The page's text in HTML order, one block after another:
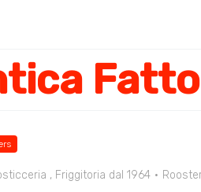
, Friggitoria dal 1964